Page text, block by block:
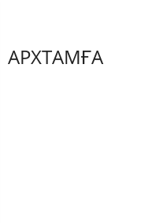
АРХТАМҒА